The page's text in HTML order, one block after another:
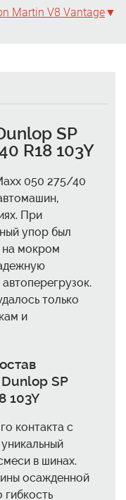
Martin V8 Vantage
SP
R18 103Y
050 275/40
При
упор был
на мокром
только
и
SP
103Y
контакта с
в шинах.
осажденной